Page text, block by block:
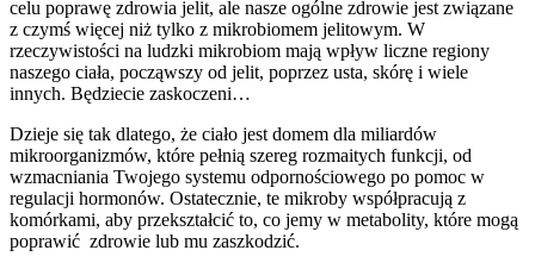
celu poprawę zdrowia jelit, ale nasze ogólne zdrowie jest związane
z czymś więcej niż tylko z mikrobiomem jelitowym. W
rzeczywistości na ludzki mikrobiom mają wpływ liczne regiony
naszego ciała, począwszy od jelit, poprzez usta, skórę i wiele
innych. Będziecie zaskoczeni…
Dzieje się tak dlatego, że ciało jest domem dla miliardów
mikroorganizmów, które pełnią szereg rozmaitych funkcji, od
wzmacniania Twojego systemu odpornościowego po pomoc w
regulacji hormonów. Ostatecznie, te mikroby współpracują z
komórkami, aby przekształcić to, co jemy w metabolity, które mogą
poprawić zdrowie lub mu zaszkodzić.